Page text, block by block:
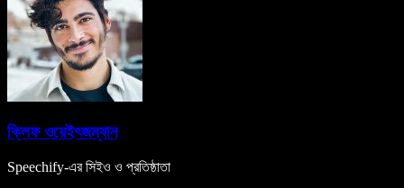
ক্লিফ ওয়েইৎজম্যান
Speechify-এর সিইও ও প্রতিষ্ঠাতা